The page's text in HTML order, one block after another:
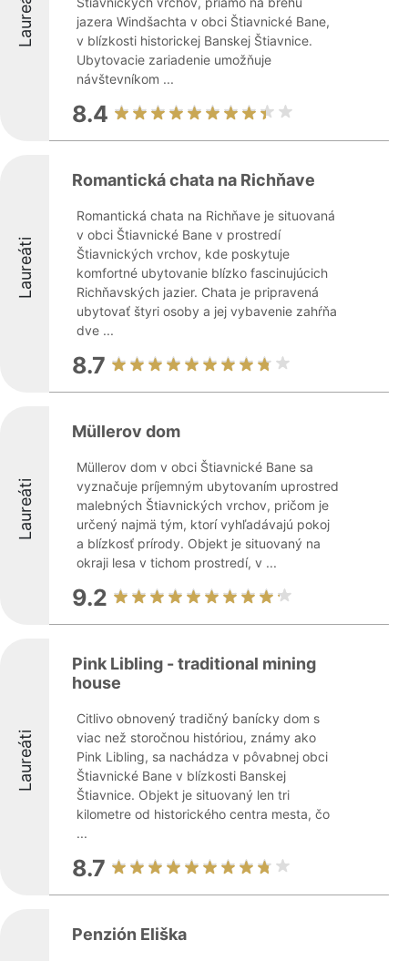
Laureáti
jazera Windšachta v obci Štiavnické Bane,
v blízkosti historickej Banskej Štiavnice.
Ubytovacie zariadenie umožňuje
návštevníkom ...
8.4
Laureáti
Romantická chata na Richňave
Romantická chata na Richňave je situovaná
v obci Štiavnické Bane v prostredí
Štiavnických vrchov, kde poskytuje
komfortné ubytovanie blízko fascinujúcich
Richňavských jazier. Chata je pripravená
ubytovať štyri osoby a jej vybavenie zahŕňa
dve ...
8.7
Laureáti
Müllerov dom
Müllerov dom v obci Štiavnické Bane sa
vyznačuje príjemným ubytovaním uprostred
malebných Štiavnických vrchov, pričom je
určený najmä tým, ktorí vyhľadávajú pokoj
a blízkosť prírody. Objekt je situovaný na
okraji lesa v tichom prostredí, v ...
9.2
Laureáti
Pink Libling - traditional mining
house
Citlivo obnovený tradičný banícky dom s
viac než storočnou históriou, známy ako
Pink Libling, sa nachádza v pôvabnej obci
Štiavnické Bane v blízkosti Banskej
Štiavnice. Objekt je situovaný len tri
kilometre od historického centra mesta, čo
...
8.7
Penzión Eliška